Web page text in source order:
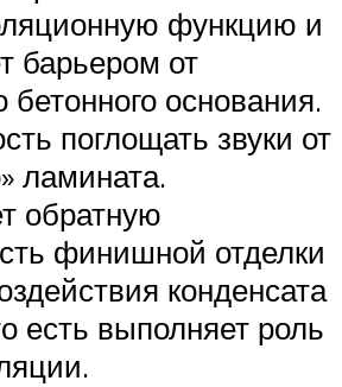
функцию и
барьером от
бетонного основания.
поглощать звуки от
ламината.
обратную
финишной отделки
конденсата
есть выполняет роль